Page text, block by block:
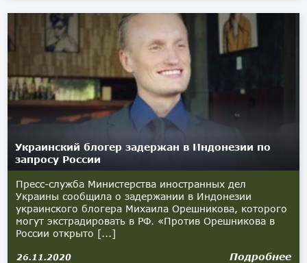
Украинский блогер задержан в Индонезии по
запросу России
Пресс-служба Министерства иностранных дел
Украины сообщила о задержании в Индонезии
украинского блогера Михаила Орешникова, которого
могут экстрадировать в РФ. «Против Орешникова в
России открыто [...]
26.11.2020 Подробнее